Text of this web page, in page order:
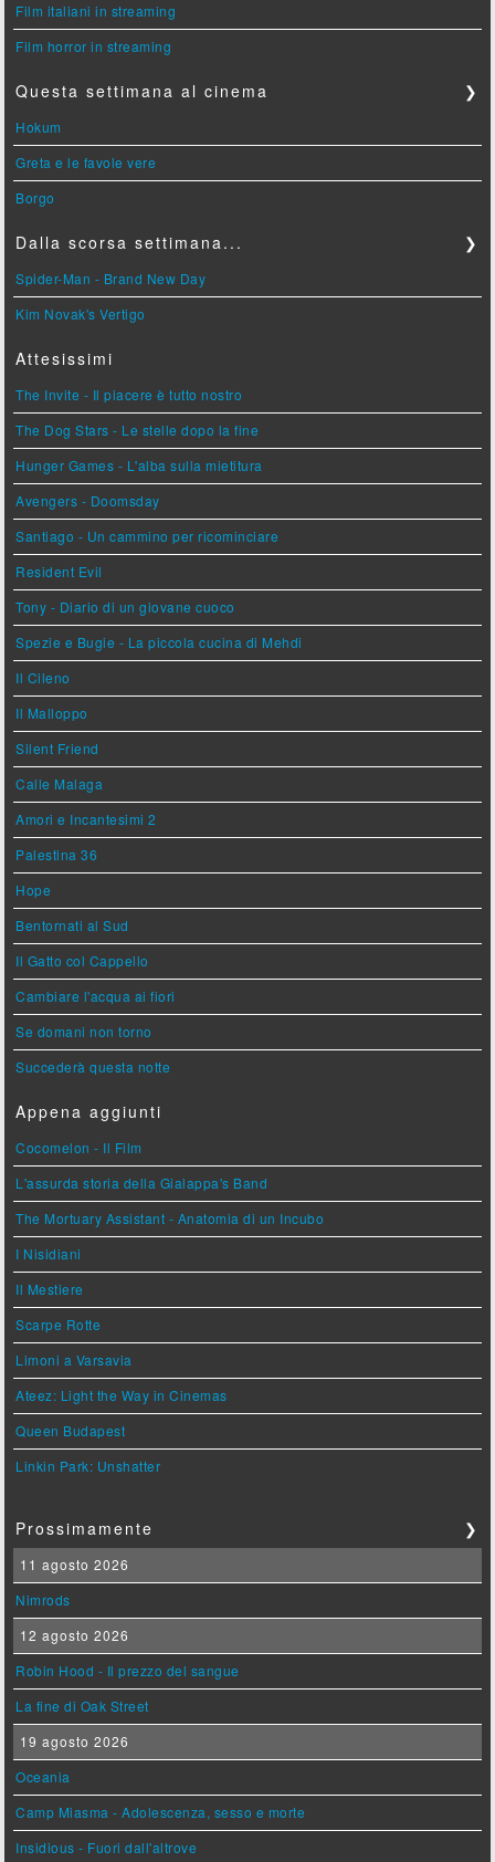
Film italiani in streaming
Film horror in streaming
Questa settimana al cinema ❯
Hokum
Greta e le favole vere
Borgo
Dalla scorsa settimana... ❯
Spider-Man - Brand New Day
Kim Novak's Vertigo
Attesissimi
The Invite - Il piacere è tutto nostro
The Dog Stars - Le stelle dopo la fine
Hunger Games - L'alba sulla mietitura
Avengers - Doomsday
Santiago - Un cammino per ricominciare
Resident Evil
Tony - Diario di un giovane cuoco
Spezie e Bugie - La piccola cucina di Mehdi
Il Cileno
Il Malloppo
Silent Friend
Calle Malaga
Amori e Incantesimi 2
Palestina 36
Hope
Bentornati al Sud
Il Gatto col Cappello
Cambiare l'acqua ai fiori
Se domani non torno
Succederà questa notte
Appena aggiunti
Cocomelon - Il Film
L'assurda storia della Gialappa's Band
The Mortuary Assistant - Anatomia di un Incubo
I Nisidiani
Il Mestiere
Scarpe Rotte
Limoni a Varsavia
Ateez: Light the Way in Cinemas
Queen Budapest
Linkin Park: Unshatter
Prossimamente ❯
11 agosto 2026
Nimrods
12 agosto 2026
Robin Hood - Il prezzo del sangue
La fine di Oak Street
19 agosto 2026
Oceania
Camp Miasma - Adolescenza, sesso e morte
Insidious - Fuori dall'altrove